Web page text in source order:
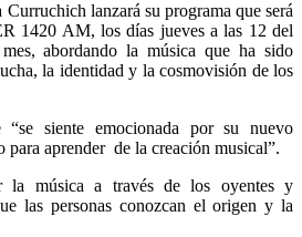
lanzará su programa que será
1420 AM, los días jueves a las 12 del
abordando la música que ha sido
la identidad y la cosmovisión de los
“se siente emocionada por su nuevo
para aprender de la creación musical”.
la música a través de los oyentes y
las personas conozcan el origen y la